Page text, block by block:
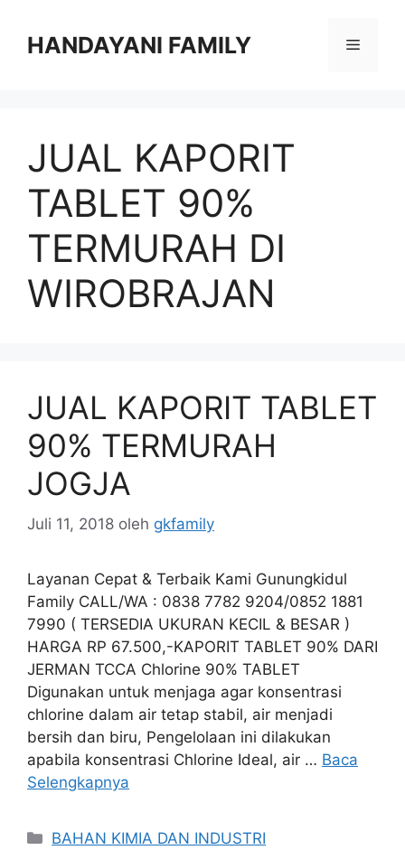
HANDAYANI FAMILY Menu
JUAL KAPORIT
TABLET 90%
TERMURAH DI
WIROBRAJAN
JUAL KAPORIT TABLET
90% TERMURAH
JOGJA
Juli 11, 2018 oleh gkfamily
Layanan Cepat & Terbaik Kami Gunungkidul
Family CALL/WA : 0838 7782 9204/0852 1881
7990 ( TERSEDIA UKURAN KECIL & BESAR )
HARGA RP 67.500,-KAPORIT TABLET 90% DARI
JERMAN TCCA Chlorine 90% TABLET
Digunakan untuk menjaga agar konsentrasi
chlorine dalam air tetap stabil, air menjadi
bersih dan biru, Pengelolaan ini dilakukan
apabila konsentrasi Chlorine Ideal, air … Baca
Selengkapnya
Kategori
BAHAN KIMIA DAN INDUSTRI